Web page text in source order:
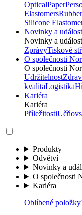
OpticalPaper
ElastomersRubber
Silicone
Novinky a
Novinky a
ZprávyTiskové
O společnosti
O společnosti
Udržitelnost
kvalitaLogistika
Kariéra
Kariéra
Příležitosti
Produkty
Odvětví
Novinky a
O společnosti
Kariéra
Oblíbené položky